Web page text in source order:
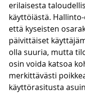
erilaisesta
käyttöiästä.
että kyseisten
päivittäiset
olla suuria, mutta
osin voida katsoa
merkittävästi
käyttörasitusta